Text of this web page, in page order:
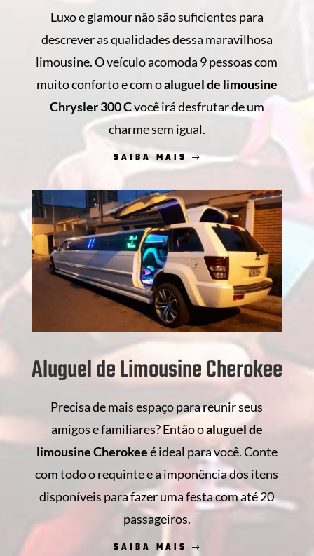
Luxo e glamour não são suficientes para
descrever as qualidades dessa maravilhosa
limousine. O veículo acomoda 9 pessoas com
muito conforto e com oaluguel de limousine
Chrysler 300 Cvocê irá desfrutar de um
charme sem igual.
SAIBA MAIS
Aluguel de Limousine Cherokee
Precisa de mais espaço para reunir seus
amigos e familiares? Então oaluguel de
limousine Cherokeeé ideal para você. Conte
com todo o requinte e a imponência dos itens
disponíveis para fazer uma festa com até 20
passageiros.
SAIBA MAIS